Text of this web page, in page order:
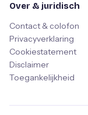
Over & juridisch
Contact & colofon
Privacyverklaring
Cookiestatement
Disclaimer
Toegankelijkheid